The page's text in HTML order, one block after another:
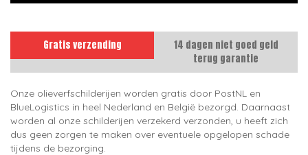
Gratis verzending
14 dagen niet goed geld
terug garantie
Onze olieverfschilderijen worden gratis door PostNL en
BlueLogistics in heel Nederland en België bezorgd. Daarnaast
worden al onze schilderijen verzekerd verzonden, u heeft zich
dus geen zorgen te maken over eventuele opgelopen schade
tijdens de bezorging.